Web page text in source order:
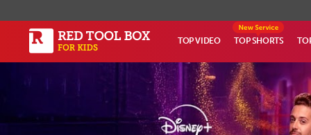
TOP VIDEO TOP SHORTS